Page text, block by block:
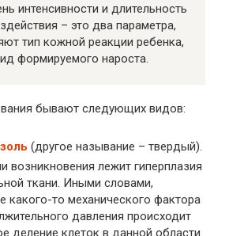
интенсивности и длительность
– это два параметра,
тип кожной реакции ребенка,
формируемого нароста.
бывают следующих видов:
(другое называние – твердый).
возникновения лежит гиперплазия
ткани. Иными словами,
какого-то механического фактора
давления происходит
деление клеток в данной области.